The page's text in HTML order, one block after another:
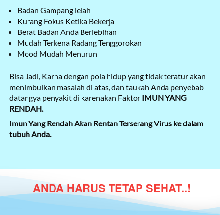
Badan Gampang lelah
Kurang Fokus Ketika Bekerja
Berat Badan Anda Berlebihan
Mudah Terkena Radang Tenggorokan
Mood Mudah Menurun
Bisa Jadi, Karna dengan pola hidup yang tidak teratur akan
menimbulkan masalah di atas, dan taukah Anda penyebab
datangya penyakit di karenakan Faktor IMUN YANG
RENDAH.
Imun Yang Rendah Akan Rentan Terserang Virus ke dalam
tubuh Anda.
ANDA HARUS TETAP SEHAT..!